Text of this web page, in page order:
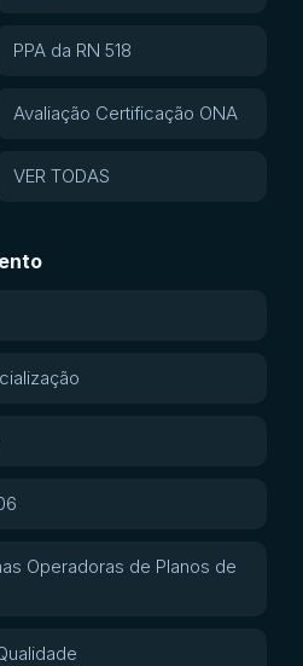
PPA da RN 518
Avaliação Certificação ONA
VER TODAS
Operadoras de Planos de